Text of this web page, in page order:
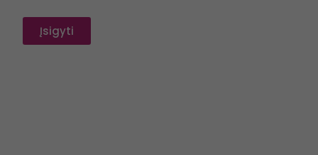
Įsigyti